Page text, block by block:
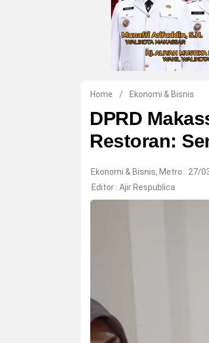
Home / Ekonomi & Bisnis
DPRD
Restoran:
Ekonomi & Bisnis, Metro
27/
Editor : Ajir Respublica